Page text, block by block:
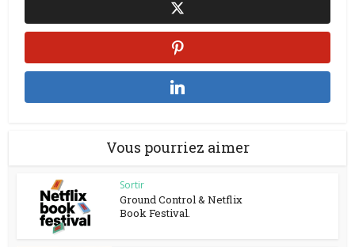
Vous pourriez aimer
Sortir
Ground Control & Netflix
Book Festival.